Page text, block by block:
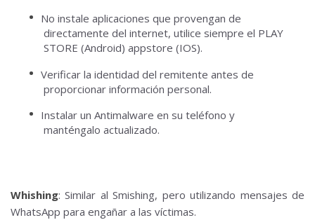
No instale aplicaciones que provengan de
directamente del internet, utilice siempre el PLAY
STORE (Android) appstore (IOS).
Verificar la identidad del remitente antes de
proporcionar información personal.
Instalar un Antimalware en su teléfono y
manténgalo actualizado.
Whishing: Similar al Smishing, pero utilizando mensajes de
WhatsApp para engañar a las víctimas.